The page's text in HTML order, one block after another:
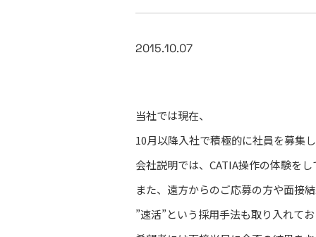
2015.10.07
当社では現在、
10月以降入社で積極的に社員を募集
会社説明では、CATIA操作の体験を
また、遠方からのご応募の方や面接
”速活”という採用手法も取り入れて